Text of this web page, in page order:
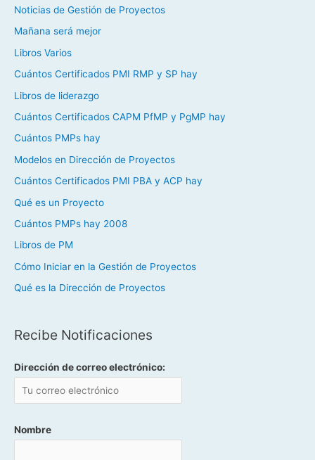
Noticias de Gestión de Proyectos
Mañana será mejor
Libros Varios
Cuántos Certificados PMI RMP y SP hay
Libros de liderazgo
Cuántos Certificados CAPM PfMP y PgMP hay
Cuántos PMPs hay
Modelos en Dirección de Proyectos
Cuántos Certificados PMI PBA y ACP hay
Qué es un Proyecto
Cuántos PMPs hay 2008
Libros de PM
Cómo Iniciar en la Gestión de Proyectos
Qué es la Dirección de Proyectos
Recibe Notificaciones
Dirección de correo electrónico:
Nombre